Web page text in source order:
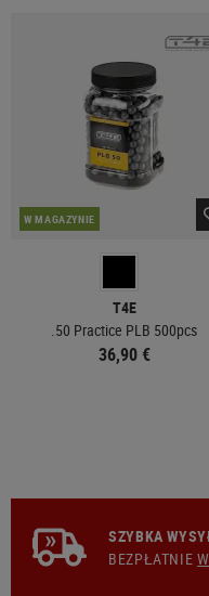
W MAGAZYNIE
T4E
.50 Practice PLB 500pcs
36,90 €
SZYBKA
BEZPŁATNIE